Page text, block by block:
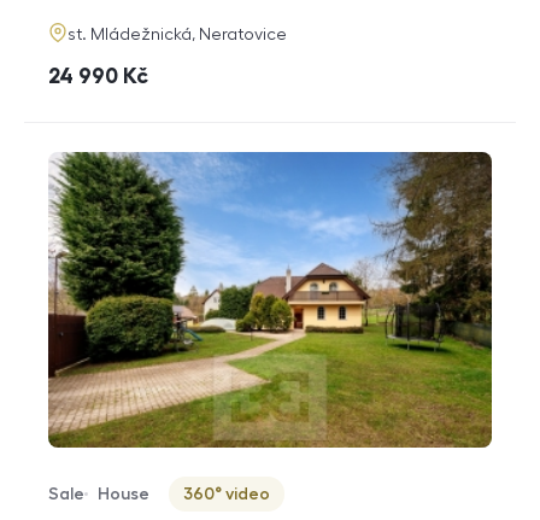
adresa
st. Mládežnická, Neratovice
cena
24 990 Kč
Offer type
Sale
Property type
House
Virtuální prohlídka
360° video